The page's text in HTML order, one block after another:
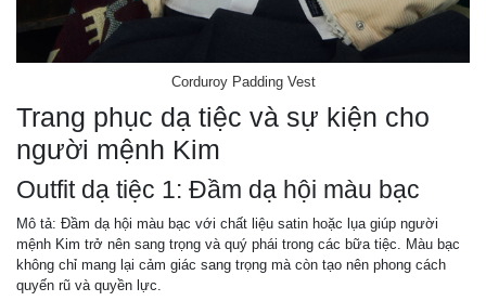
Corduroy Padding Vest
Trang phục dạ tiệc và sự kiện cho
người mệnh Kim
Outfit dạ tiệc 1: Đầm dạ hội màu bạc
Mô tả: Đầm dạ hội màu bạc với chất liệu satin hoặc lụa giúp người
mệnh Kim trở nên sang trọng và quý phái trong các bữa tiệc. Màu bạc
không chỉ mang lại cảm giác sang trọng mà còn tạo nên phong cách
quyến rũ và quyền lực.